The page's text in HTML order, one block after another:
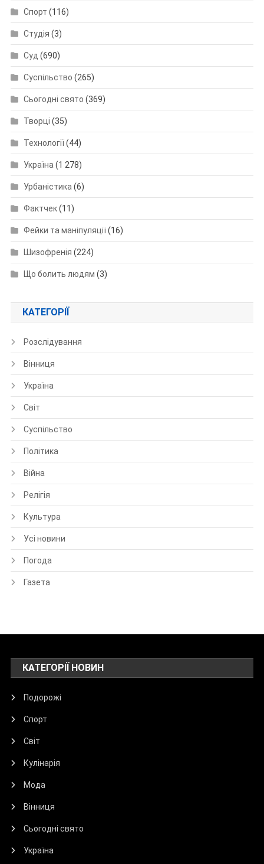
Спорт (116)
Студія (3)
Суд (690)
Суспільство (265)
Сьогодні свято (369)
Творці (35)
Технології(44)
Україна (1 278)
Урбаністика (6)
Фактчек(11)
Фейки та маніпуляції(16)
Шизофренія (224)
Що болить людям (3)
КАТЕГОРІЇ
Розслідування
Вінниця
Україна
Світ
Суспільство
Політика
Війна
Релігія
Культура
Усі новини
Погода
Газета
КАТЕГОРІЇ НОВИН
Подорожі
Спорт
Світ
Кулінарія
Мода
Вінниця
Сьогодні свято
Україна